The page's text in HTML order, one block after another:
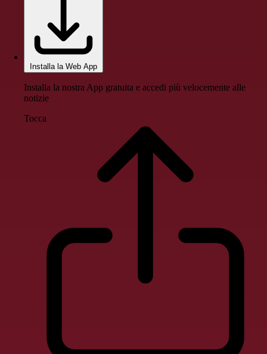
Installa la Web App
Installa la nostra App gratuita e accedi più velocemente alle
notizie
Tocca